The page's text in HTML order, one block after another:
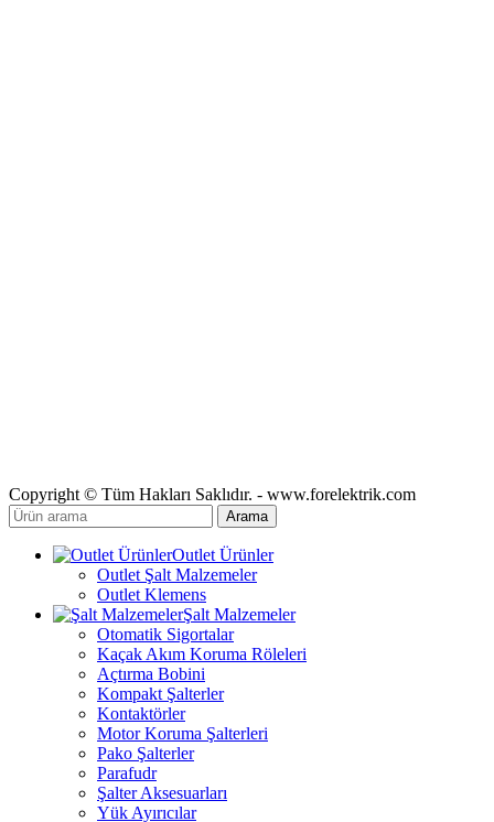
Copyright © Tüm Hakları Saklıdır. - www.forelektrik.com
Arama
Outlet Ürünler
Outlet Şalt Malzemeler
Outlet Klemens
Şalt Malzemeler
Otomatik Sigortalar
Kaçak Akım Koruma Röleleri
Açtırma Bobini
Kompakt Şalterler
Kontaktörler
Motor Koruma Şalterleri
Pako Şalterler
Parafudr
Şalter Aksesuarları
Yük Ayırıcılar